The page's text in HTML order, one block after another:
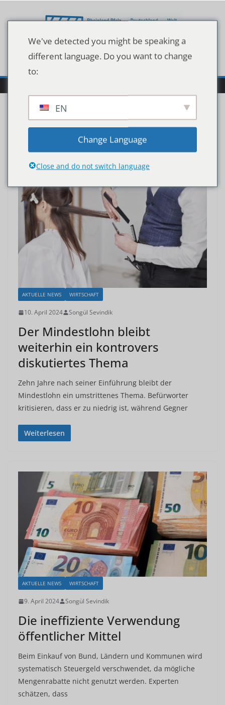
Inhalt
Wirtschaft
AKTUELLE NEWS WIRTSCHAFT
10. April 2024 Songül Sevindik
Der Mindestlohn bleibt
weiterhin ein kontrovers
diskutiertes Thema
Zehn Jahre nach seiner Einführung bleibt der
Mindestlohn ein umstrittenes Thema. Befürworter
kritisieren, dass er zu niedrig ist, während Gegner
Weiterlesen
AKTUELLE NEWS WIRTSCHAFT
9. April 2024 Songül Sevindik
Die ineffiziente Verwendung
öffentlicher Mittel
Beim Einkauf von Bund, Ländern und Kommunen wird
systematisch Steuergeld verschwendet, da mögliche
Mengenrabatte nicht genutzt werden. Experten
schätzen, dass
We've detected you might be speaking a
different language. Do you want to change
to:
EN
Change Language
Close and do not switch language